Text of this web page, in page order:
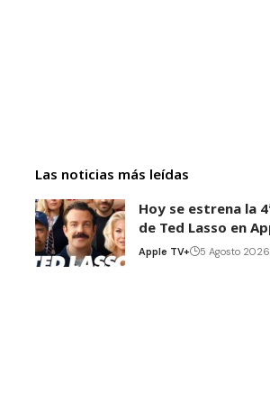
Las noticias más leídas
Hoy se estrena la
de Ted Lasso en
Apple TV+ 5 Agosto 2026